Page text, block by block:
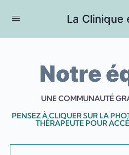
La Clinique
Notre
UNE COMMUNAUTÉ
PENSEZ À CLIQUER SUR LA
THÉRAPEUTE POUR